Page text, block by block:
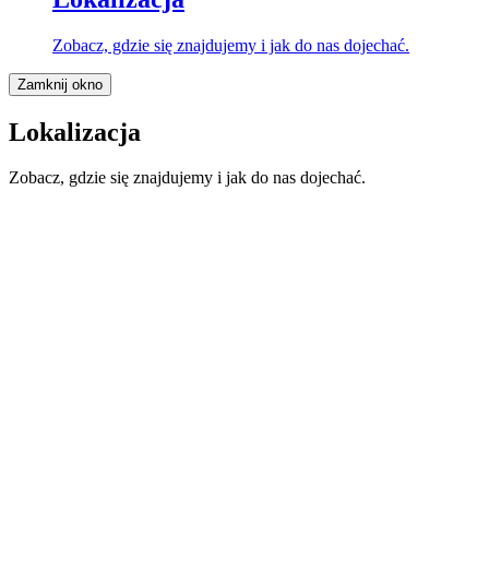
Zobacz, gdzie się znajdujemy i jak do nas dojechać.
Zamknij okno
Lokalizacja
Zobacz, gdzie się znajdujemy i jak do nas dojechać.